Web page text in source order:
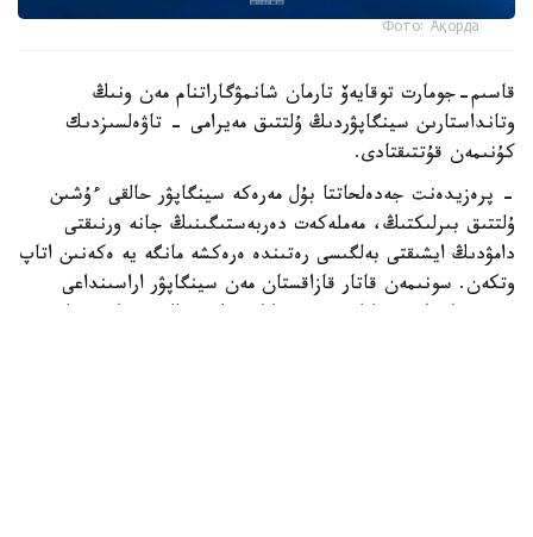
Фото: Ақорда
قاسىم-جومارت توقايەۆ تارمان شانمۋگاراتنام مەن ونىڭ
وتانداستارىن سينگاپۋردىڭ ۇلتتىق مەيرامى - تاۋەلسىزدىك
كۇنىمەن قۇتتىقتادى.
- پرەزيدەنت جەدەلحاتتا بۇل مەرەكە سينگاپۋر حالقى ءۇشىن
ۇلتتىق بىرلىكتىڭ، مەملەكەت دەربەستىگىنىڭ جانە ورنىقتى
دامۋدىڭ ايشىقتى بەلگىسى رەتىندە ەرەكشە مانگە يە ەكەنىن اتاپ
وتكەن. سونىمەن قاتار قازاقستان مەن سينگاپۋر اراسىنداعى